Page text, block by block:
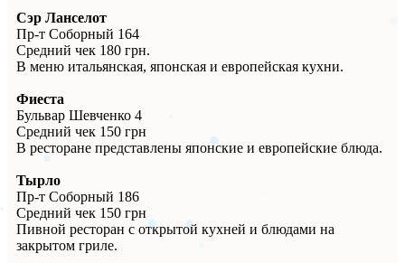
Сэр Ланселот
Пр-т Соборный 164
Средний чек 180 грн.
В меню итальянская, японская и европейская кухни.
Фиеста
Бульвар Шевченко 4
Средний чек 150 грн
В ресторане представлены японские и европейские блюда.
Тырло
Пр-т Соборный 186
Средний чек 150 грн
Пивной ресторан с открытой кухней и блюдами на
закрытом гриле.